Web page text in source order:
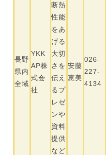
長野
県内
全域
YKK
AP株
式会
社
断熱
性能
をあ
げる
大切
さを
伝え
るプ
レゼ
ンや
資料
提供
など
安藤
恵美
026-
227-
4134